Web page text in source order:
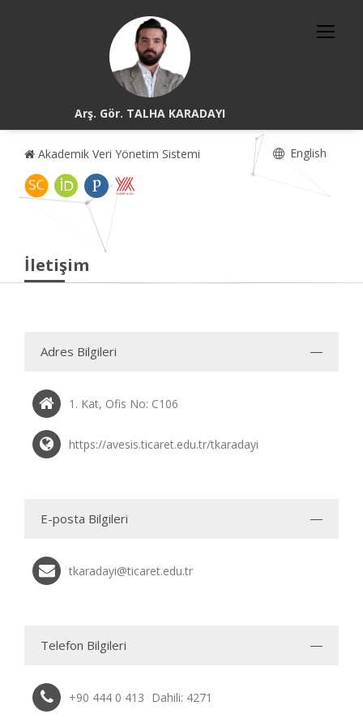
Arş. Gör. TALHA KARADAYI
Akademik Veri Yönetim Sistemi English
İletişim
Adres Bilgileri
1. Kat, Ofis No: C106
https://avesis.ticaret.edu.tr/tkaradayi
E-posta Bilgileri
tkaradayi@ticaret.edu.tr
Telefon Bilgileri
+90 444 0 413 Dahili: 4271